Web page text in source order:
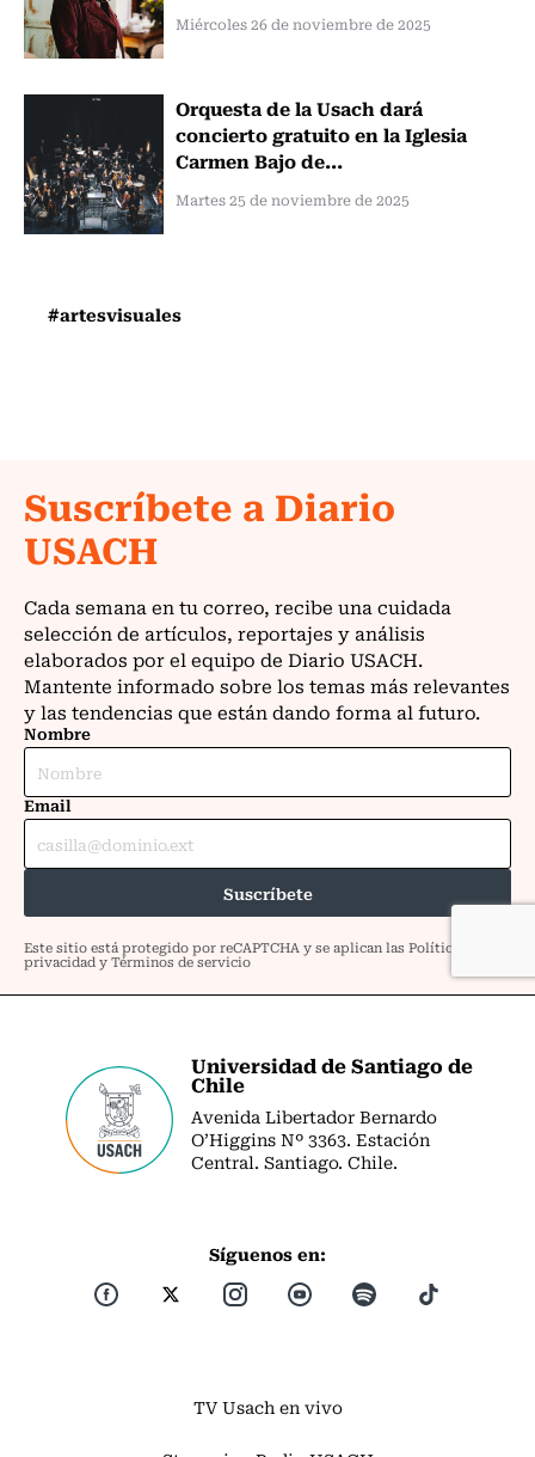
Miércoles 26 de noviembre de 2025
Orquesta de la Usach dará
concierto gratuito en la Iglesia
Carmen Bajo de...
Martes 25 de noviembre de 2025
#artesvisuales
Universidad de Santiago de
Chile
Avenida Libertador Bernardo
O’Higgins Nº 3363. Estación
Central. Santiago. Chile.
Síguenos en:
TV Usach en vivo